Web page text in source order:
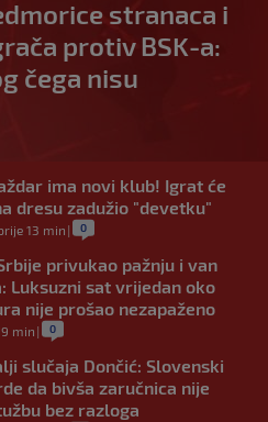
stranaca i
protiv BSK-a:
čega nisu
ima novi klub! Igrat će
dresu zadužio "devetku"
13 min | 0
privukao pažnju i van
Luksuzni sat vrijedan oko
nije prošao nezapaženo
min | 0
slučaja Dončić: Slovenski
da bivša zaručnica nije
bez razloga